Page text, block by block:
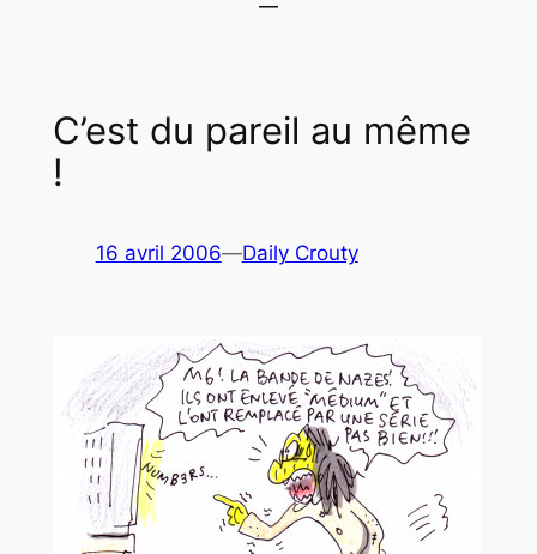
C’est du pareil au même
!
16 avril 2006—Daily Crouty